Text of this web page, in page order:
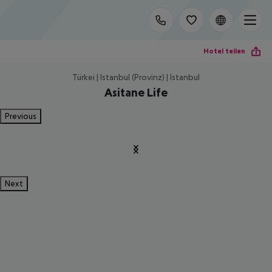
Hotel teilen
Türkei | Istanbul (Provinz) | Istanbul
Asitane Life
Previous
Next